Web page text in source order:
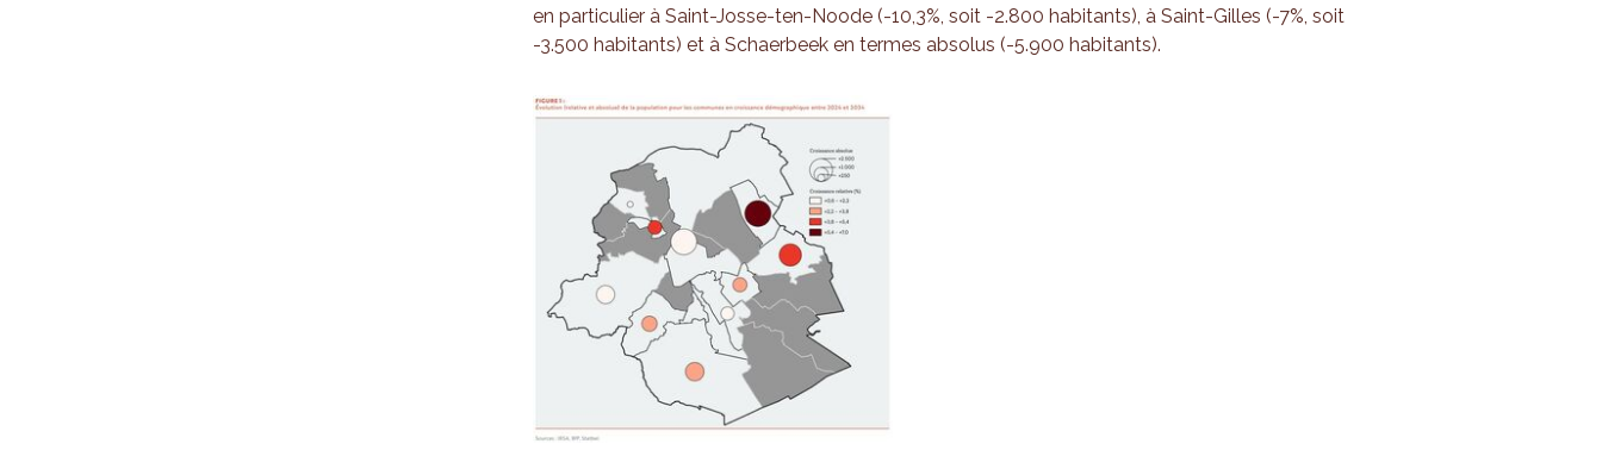
en particulier à Saint-Josse-ten-Noode (-10,3%, soit -2.800 habitants), à Saint-Gilles (-7%, soit
-3.500 habitants) et à Schaerbeek en termes absolus (-5.900 habitants).